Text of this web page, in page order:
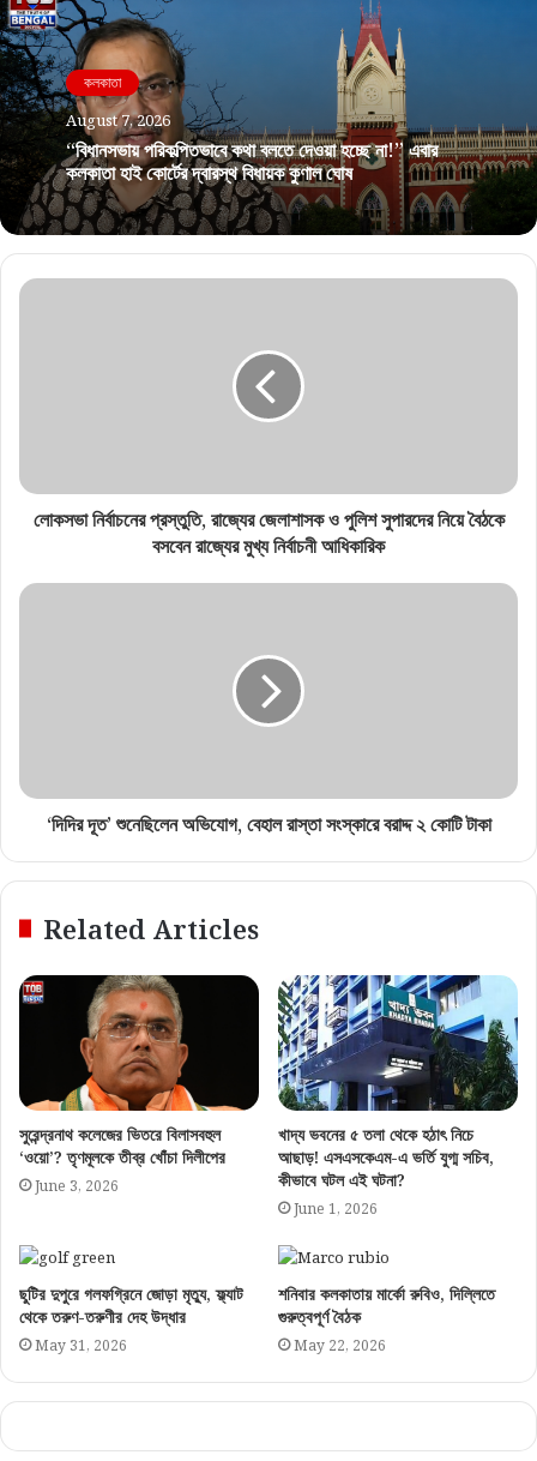
কলকাতা
August 7, 2026
“বিধানসভায় পরিকল্পিতভাবে কথা বলতে দেওয়া হচ্ছে না!” এবার
কলকাতা হাই কোর্টের দ্বারস্থ বিধায়ক কুণাল ঘোষ
লোকসভা নির্বাচনের প্রস্তুতি, রাজ্যের জেলাশাসক ও পুলিশ সুপারদের নিয়ে বৈঠকে
বসবেন রাজ্যের মুখ্য নির্বাচনী আধিকারিক
‘দিদির দূত’ শুনেছিলেন অভিযোগ, বেহাল রাস্তা সংস্কারে বরাদ্দ ২ কোটি টাকা
Related Articles
সুরেন্দ্রনাথ কলেজের ভিতরে বিলাসবহুল
‘ওয়ো’? তৃণমূলকে তীব্র খোঁচা দিলীপের
June 3, 2026
খাদ্য ভবনের ৫ তলা থেকে হঠাৎ নিচে
আছাড়! এসএসকেএম-এ ভর্তি যুগ্ম সচিব,
কীভাবে ঘটল এই ঘটনা?
June 1, 2026
ছুটির দুপুরে গলফগ্রিনে জোড়া মৃত্যু, ফ্ল্যাট
থেকে তরুণ-তরুণীর দেহ উদ্ধার
May 31, 2026
শনিবার কলকাতায় মার্কো রুবিও, দিল্লিতে
গুরুত্বপূর্ণ বৈঠক
May 22, 2026